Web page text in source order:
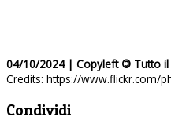
04/10/2024 | Copyleft © Tutto
Credits: https://www.flickr.com/
Condividi